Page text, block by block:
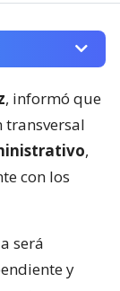
, informó que
transversal
,
con los
será
y